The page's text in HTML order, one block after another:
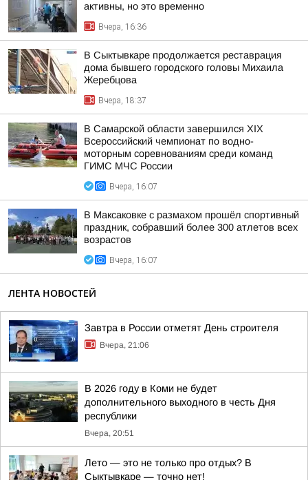
активны, но это временно
Вчера, 16:36
В Сыктывкаре продолжается реставрация
дома бывшего городского головы Михаила
Жеребцова
Вчера, 18:37
В Самарской области завершился XIХ
Всероссийский чемпионат по водно-
моторным соревнованиям среди команд
ГИМС МЧС России
Вчера, 16:07
В Максаковке с размахом прошёл спортивный
праздник, собравший более 300 атлетов всех
возрастов
Вчера, 16:07
ЛЕНТА НОВОСТЕЙ
Завтра в России отметят День строителя
Вчера, 21:06
В 2026 году в Коми не будет
дополнительного выходного в честь Дня
республики
Вчера, 20:51
Лето — это не только про отдых? В
Сыктывкаре — точно нет!